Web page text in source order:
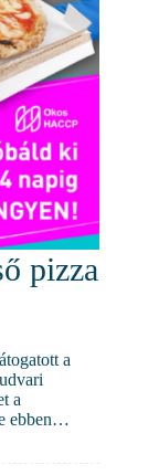
pizza
a
a
ebben…